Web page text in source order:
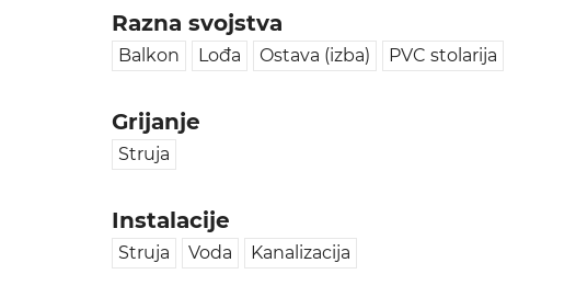
Razna svojstva
Balkon Lođa Ostava (izba) PVC stolarija
Grijanje
Struja
Instalacije
Struja Voda Kanalizacija